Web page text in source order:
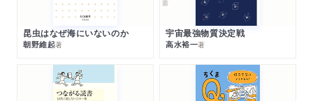
昆虫はなぜ海にいないのか
朝野維起著
宇宙最強物質決定戦
高水裕一著